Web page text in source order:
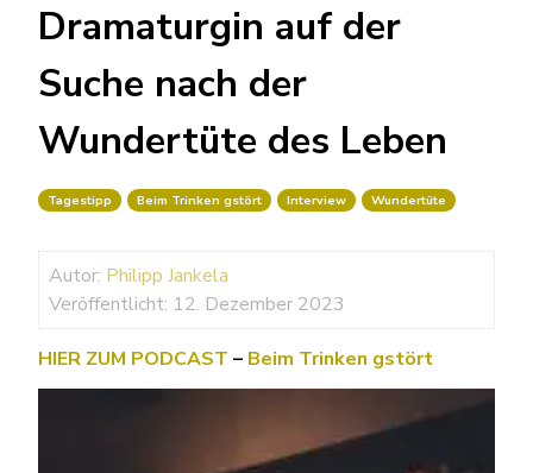
Dramaturgin auf der
Suche nach der
Wundertüte des Leben
Tagestipp Beim Trinken gstört Interview Wundertüte
Autor: Philipp Jankela
Veröffentlicht: 12. Dezember 2023
HIER ZUM PODCAST – Beim Trinken gstört